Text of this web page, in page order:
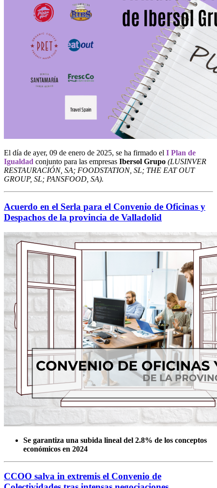
El día de ayer, 09 de enero de 2025, se ha firmado el I Plan de
Igualdad conjunto para las empresas Ibersol Grupo (LUSINVER
RESTAURACIÓN, SA; FOODSTATION, SL; THE EAT OUT
GROUP, SL; PANSFOOD, SA).
Acuerdo en el Serla para el Convenio de Oficinas y
Despachos de la provincia de Valladolid
Se garantiza una subida lineal del 2.8% de los conceptos
económicos en 2024
CCOO salva in extremis el Convenio de